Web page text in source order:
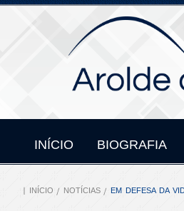
INÍCIO BIOGRAFIA
INÍCIO NOTÍCIAS EM DEFESA DA